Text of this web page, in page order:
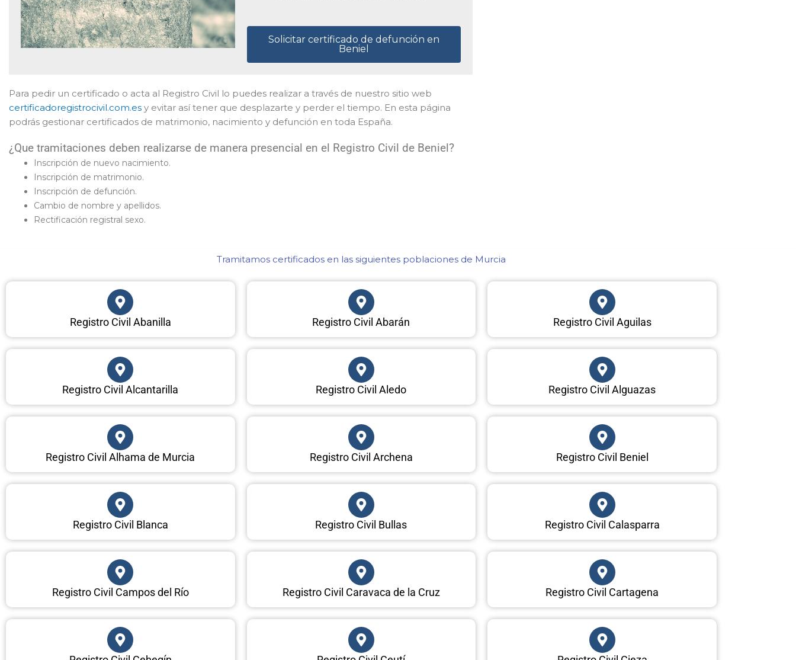
Solicitar certificado de defunción en
Beniel
Para pedir un certificado o acta al Registro Civil lo puedes realizar a través de nuestro sitio web
certificadoregistrocivil.com.es y evitar así tener que desplazarte y perder el tiempo. En esta página
podrás gestionar certificados de matrimonio, nacimiento y defunción en toda España.
¿Que tramitaciones deben realizarse de manera presencial en el Registro Civil de Beniel?
Inscripción de nuevo nacimiento.
Inscripción de matrimonio.
Inscripción de defunción.
Cambio de nombre y apellidos.
Rectificación registral sexo.
Tramitamos certificados en las siguientes poblaciones de Murcia​
Registro Civil Abanilla Registro Civil Abarán Registro Civil Aguilas
Registro Civil Alcantarilla Registro Civil Aledo Registro Civil Alguazas
Registro Civil Alhama de Murcia Registro Civil Archena Registro Civil Beniel
Registro Civil Blanca Registro Civil Bullas Registro Civil Calasparra
Registro Civil Campos del Río Registro Civil Caravaca de la Cruz Registro Civil Cartagena